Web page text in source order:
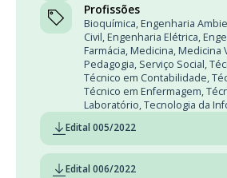
Profissões
Bioquímica, Engenharia
Civil, Engenharia Elétrica,
Farmácia, Medicina, Medicina
Pedagogia, Serviço Social,
Técnico em Contabilidade,
Técnico em Enfermagem,
Laboratório,Tecnologia da
Edital 005/2022
Edital 006/2022